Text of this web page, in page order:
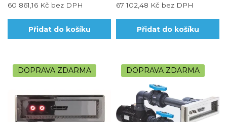
60 861,16 Kč bez DPH
Přidat do košíku
67 102,48 Kč bez DPH
Přidat do košíku
DOPRAVA ZDARMA DOPRAVA ZDARMA